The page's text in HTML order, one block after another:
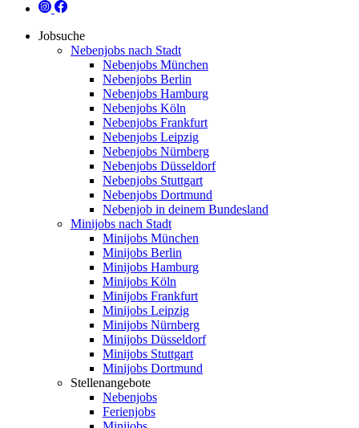
Jobsuche
Nebenjobs nach Stadt
Nebenjobs München
Nebenjobs Berlin
Nebenjobs Hamburg
Nebenjobs Köln
Nebenjobs Frankfurt
Nebenjobs Leipzig
Nebenjobs Nürnberg
Nebenjobs Düsseldorf
Nebenjobs Stuttgart
Nebenjobs Dortmund
Nebenjob in deinem Bundesland
Minijobs nach Stadt
Minijobs München
Minijobs Berlin
Minijobs Hamburg
Minijobs Köln
Minijobs Frankfurt
Minijobs Leipzig
Minijobs Nürnberg
Minijobs Düsseldorf
Minijobs Stuttgart
Minijobs Dortmund
Stellenangebote
Nebenjobs
Ferienjobs